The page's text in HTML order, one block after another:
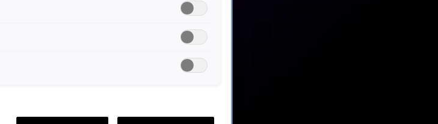
niet gevonden